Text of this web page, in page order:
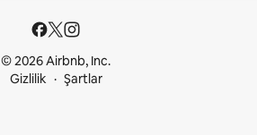
© 2026 Airbnb, Inc.
Gizlilik
Şartlar